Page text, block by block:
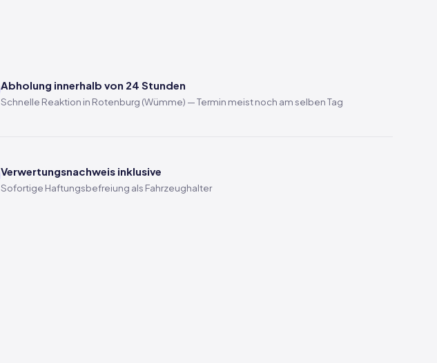
Abholung innerhalb von 24 Stunden
Schnelle Reaktion in Rotenburg (Wümme) — Termin meist noch am selben Tag
Verwertungsnachweis inklusive
Sofortige Haftungsbefreiung als Fahrzeughalter